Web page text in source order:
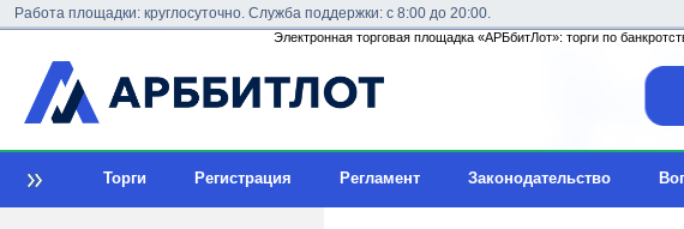
Работа площадки: круглосуточно. Служба поддержки: с 8:00 до 20:00.
Электронная торговая площадка «АРБбитЛот»: торги по
Торги Регистрация Регламент Законодательство